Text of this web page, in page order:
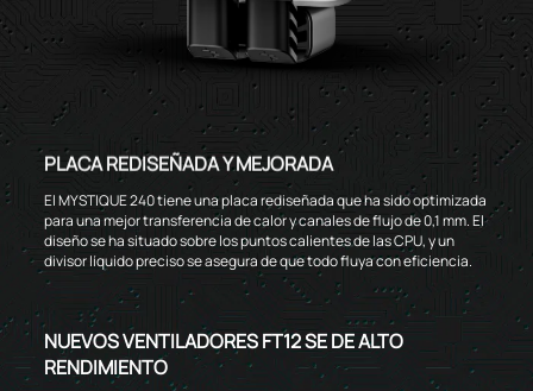
PLACA REDISEÑADA Y MEJORADA
El MYSTIQUE 240 tiene una placa rediseñada que ha sido optimizada
para una mejor transferencia de calor y canales de flujo de 0,1 mm. El
diseño se ha situado sobre los puntos calientes de las CPU, y un
divisor líquido preciso se asegura de que todo fluya con eficiencia.
NUEVOS VENTILADORES FT12 SE DE ALTO
RENDIMIENTO